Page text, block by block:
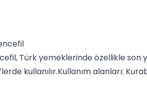
, Türk yemeklerinde özellikle son
kullanılır.Kullanım alanları: